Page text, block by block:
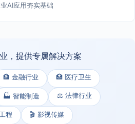
AI应用夯实基础
，提供专属解决方案
🏦 金融行业 🏥 医疗卫生
🏭 智能制造 ⚖️ 法律行业
程 🎬 影视传媒